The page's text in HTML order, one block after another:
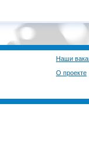
Наши
О проекте